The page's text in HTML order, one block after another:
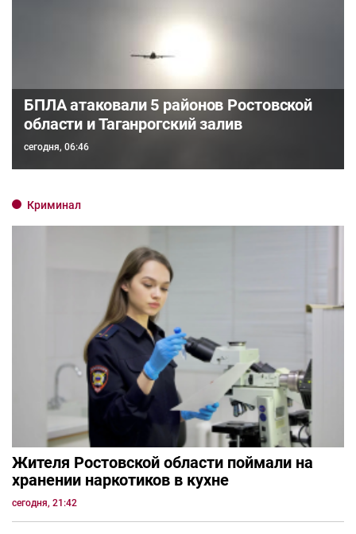
БПЛА атаковали 5 районов Ростовской
области и Таганрогский залив
сегодня, 06:46
Криминал
Жителя Ростовской области поймали на
хранении наркотиков в кухне
сегодня, 21:42